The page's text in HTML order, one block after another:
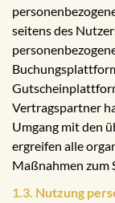
seitens des
Vertragspartner
Umgang mit den
ergreifen alle
Maßnahmen zum
1.3. Nutzung